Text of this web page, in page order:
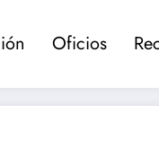
Oficios